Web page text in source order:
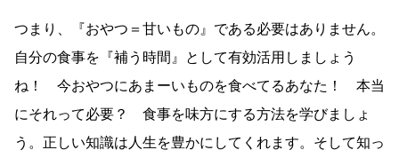
つまり、『おやつ＝甘いもの』である必要はありません。
自分の食事を『補う時間』として有効活用しましょう
ね！ 今おやつにあまーいものを食べてるあなた！ 本当
にそれって必要？ 食事を味方にする方法を学びましょ
う。正しい知識は人生を豊かにしてくれます。そして知っ